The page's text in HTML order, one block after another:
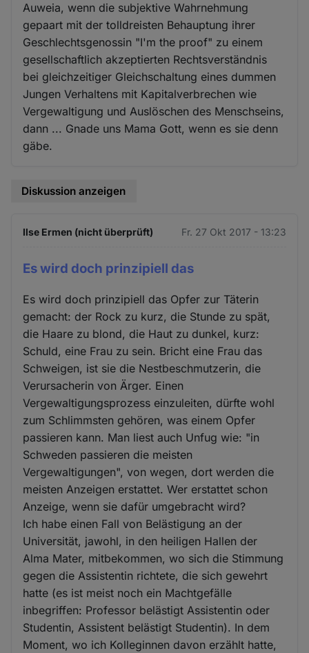
Auweia, wenn die subjektive Wahrnehmung
gepaart mit der tolldreisten Behauptung ihrer
Geschlechtsgenossin "I'm the proof" zu einem
gesellschaftlich akzeptierten Rechtsverständnis
bei gleichzeitiger Gleichschaltung eines dummen
Jungen Verhaltens mit Kapitalverbrechen wie
Vergewaltigung und Auslöschen des Menschseins,
dann ... Gnade uns Mama Gott, wenn es sie denn
gäbe.
Diskussion anzeigen
Ilse Ermen (nicht überprüft) Fr. 27 Okt 2017 - 13:23
Es wird doch prinzipiell das
Es wird doch prinzipiell das Opfer zur Täterin
gemacht: der Rock zu kurz, die Stunde zu spät,
die Haare zu blond, die Haut zu dunkel, kurz:
Schuld, eine Frau zu sein. Bricht eine Frau das
Schweigen, ist sie die Nestbeschmutzerin, die
Verursacherin von Ärger. Einen
Vergewaltigungsprozess einzuleiten, dürfte wohl
zum Schlimmsten gehören, was einem Opfer
passieren kann. Man liest auch Unfug wie: "in
Schweden passieren die meisten
Vergewaltigungen", von wegen, dort werden die
meisten Anzeigen erstattet. Wer erstattet schon
Anzeige, wenn sie dafür umgebracht wird?
Ich habe einen Fall von Belästigung an der
Universität, jawohl, in den heiligen Hallen der
Alma Mater, mitbekommen, wo sich die Stimmung
gegen die Assistentin richtete, die sich gewehrt
hatte (es ist meist noch ein Machtgefälle
inbegriffen: Professor belästigt Assistentin oder
Studentin, Assistent belästigt Studentin). In dem
Moment, wo ich Kolleginnen davon erzählt hatte,